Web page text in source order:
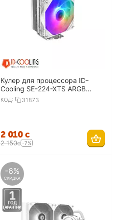
Кулер для процессора ID-
Cooling SE-224-XTS ARGB
WHITE
КОД: 31873
2 010с
2 150с -7%
-6%
СКИДКА